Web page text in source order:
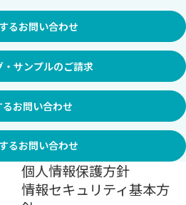
るお問い合わせ
サンプルのご請求
るお問い合わせ
るお問い合わせ
個人情報保護方針
情報セキュリティ基本方